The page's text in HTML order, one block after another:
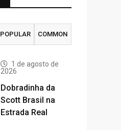
POPULAR COMMON
1 de agosto de
2026
Dobradinha da
Scott Brasil na
Estrada Real